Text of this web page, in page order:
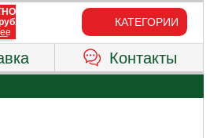
КАТЕГОРИИ
Контакты